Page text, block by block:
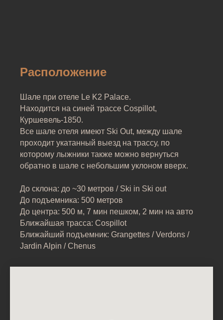
Расположение
Шале при отеле Le K2 Palace.
Находится на синей трассе Cospillot,
Куршевель-1850.
Все шале отеля имеют Ski Out, между шале
проходит укатанный выезд на трассу, по
которому лыжники также можно вернуться
обратно в шале с небольшим уклоном вверх.
До склона: до ~30 метров / Ski in Ski out
До подъемника: 500 метров
До центра: 500 м, 7 мин пешком, 2 мин на авто
Ближайшая трасса: Cospillot
Ближайший подъемник: Grangettes / Verdons /
Jardin Alpin / Chenus